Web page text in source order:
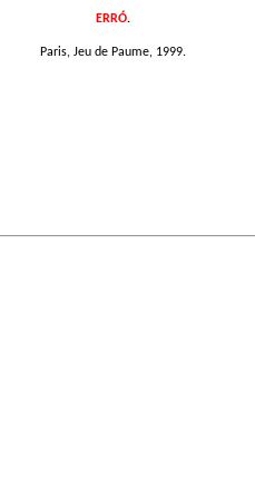
ERRÓ.
Paris, Jeu de Paume, 1999.